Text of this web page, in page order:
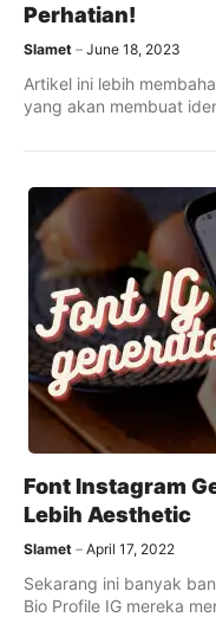
Perhatian!
Slamet June 18, 2023
Artikel ini lebih
yang akan membuat
Font Instagram
Lebih Aesthetic
Slamet April 17, 2022
Sekarang ini banyak
Bio Profile IG mereka